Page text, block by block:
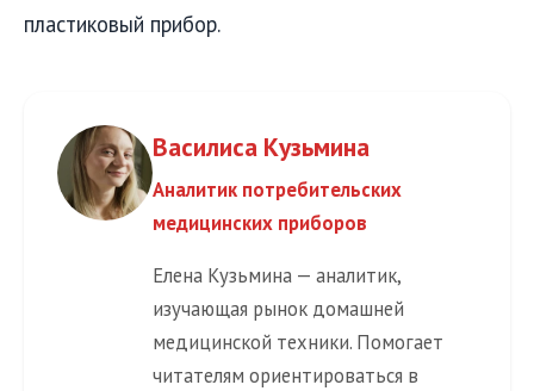
пластиковый прибор.
Василиса Кузьмина
Аналитик потребительских
медицинских приборов
Елена Кузьмина — аналитик,
изучающая рынок домашней
медицинской техники. Помогает
читателям ориентироваться в